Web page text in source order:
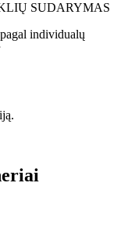
SUDARYMAS
individualų